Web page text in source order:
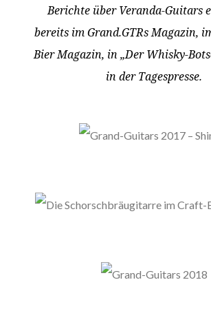
Berichte über Veranda-Guitars
bereits im Grand.GTRs Magazin,
Bier Magazin, in „Der Whisky-
in der Tagespresse.
Grand-Guitars 2017 –
Bier-Magazin
Grand-Guitars 2018